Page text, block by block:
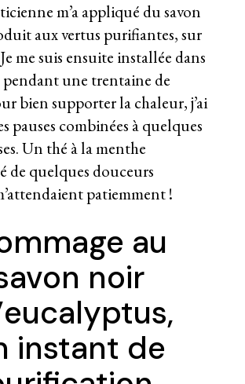
m’a appliqué du savon
aux vertus purifiantes, sur
me suis ensuite installée dans
pendant une trentaine de
bien supporter la chaleur, j’ai
pauses combinées à quelques
Un thé à la menthe
de quelques douceurs
patiemment !
au
noir
instant de